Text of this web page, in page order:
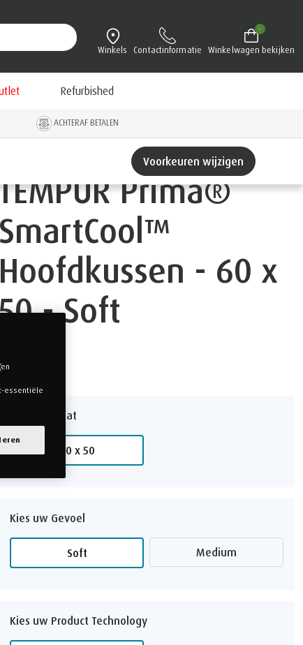
Winkels Contactinformatie Winkelwagen bekijken
-
Refurbished
ACHTERAF BETALEN
Voorkeuren wijzigen
Prima®
SmartCool™
Hoofdkussen - 60 x
- Soft
99,-
Kies uw Maat
60 x 50
Kies uw Gevoel
Soft Medium
Kies uw Product Technology
essentiële